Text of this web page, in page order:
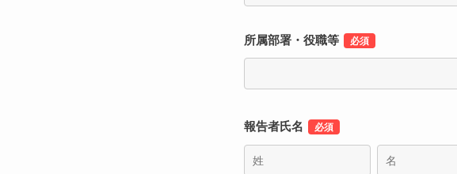
所属部署・役職等
報告者氏名